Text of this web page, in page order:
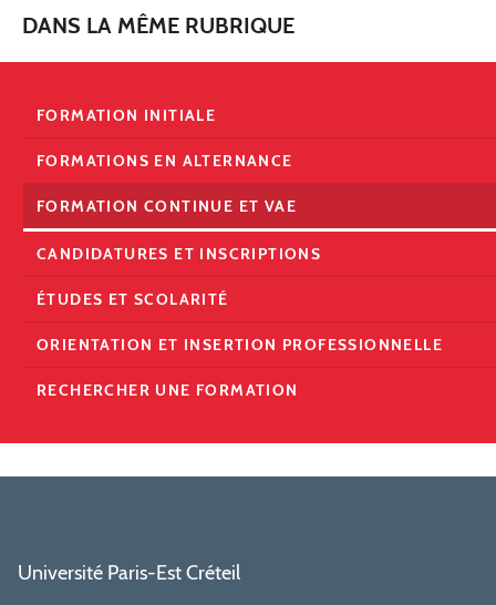
DANS LA MÊME RUBRIQUE
FORMATION INITIALE
FORMATIONS EN ALTERNANCE
FORMATION CONTINUE ET VAE
CANDIDATURES ET INSCRIPTIONS
ÉTUDES ET SCOLARITÉ
ORIENTATION ET INSERTION PROFESSIONNELLE
RECHERCHER UNE FORMATION
Université Paris-Est Créteil